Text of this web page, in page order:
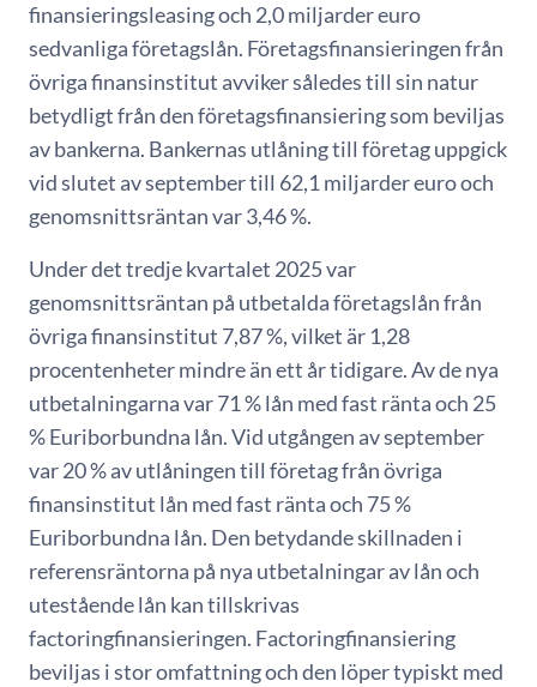
finansieringsleasing och 2,0 miljarder euro
sedvanliga företagslån. Företagsfinansieringen från
övriga finansinstitut avviker således till sin natur
betydligt från den företagsfinansiering som beviljas
av bankerna. Bankernas utlåning till företag uppgick
vid slutet av september till 62,1 miljarder euro och
genomsnittsräntan var 3,46 %.
Under det tredje kvartalet 2025 var
genomsnittsräntan på utbetalda företagslån från
övriga finansinstitut 7,87 %, vilket är 1,28
procentenheter mindre än ett år tidigare. Av de nya
utbetalningarna var 71 % lån med fast ränta och 25
% Euriborbundna lån. Vid utgången av september
var 20 % av utlåningen till företag från övriga
finansinstitut lån med fast ränta och 75 %
Euriborbundna lån. Den betydande skillnaden i
referensräntorna på nya utbetalningar av lån och
utestående lån kan tillskrivas
factoringfinansieringen. Factoringfinansiering
beviljas i stor omfattning och den löper typiskt med